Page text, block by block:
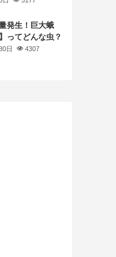
発生！巨大蛾
ってどんな虫？
日 4307